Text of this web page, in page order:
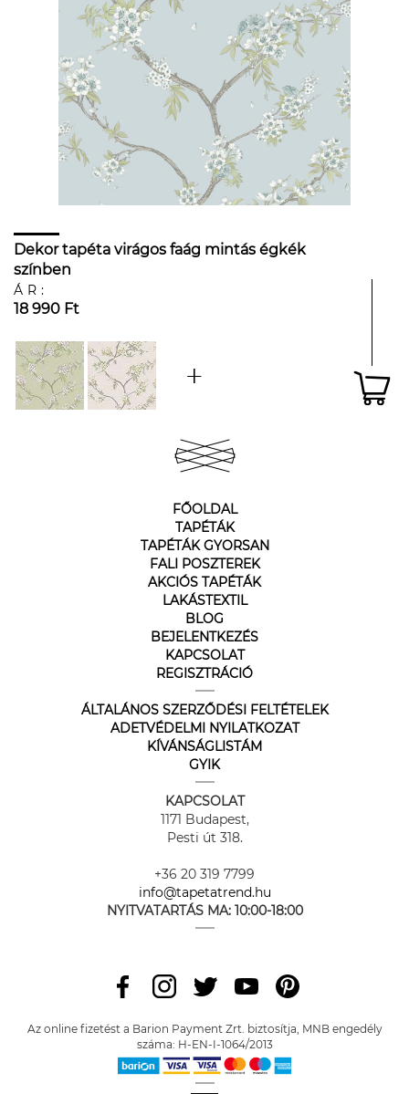
Dekor tapéta virágos faág mintás égkék
színben
ÁR:
18 990 Ft
FŐOLDAL
TAPÉTÁK
TAPÉTÁK GYORSAN
FALI POSZTEREK
AKCIÓS TAPÉTÁK
LAKÁSTEXTIL
BLOG
BEJELENTKEZÉS
KAPCSOLAT
REGISZTRÁCIÓ
ÁLTALÁNOS SZERZŐDÉSI FELTÉTELEK
ADETVÉDELMI NYILATKOZAT
KÍVÁNSÁGLISTÁM
GYIK
KAPCSOLAT
1171 Budapest,
Pesti út 318.
+36 20 319 7799
info@tapetatrend.hu
NYITVATARTÁS MA: 10:00-18:00
Az online fizetést a Barion Payment Zrt. biztosítja, MNB engedély
száma: H-EN-I-1064/2013